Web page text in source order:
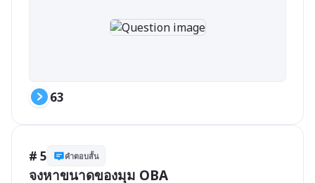
63
# 5 คำตอบสั้น
จงหาขนาดของมุม OBA